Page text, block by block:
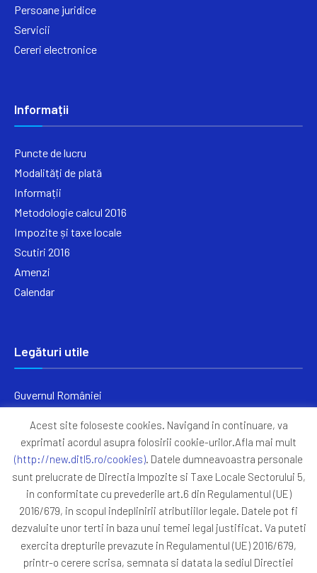
Persoane juridice
Servicii
Cereri electronice
Informații
Puncte de lucru
Modalități de plată
Informații
Metodologie calcul 2016
Impozite și taxe locale
Scutiri 2016
Amenzi
Calendar
Legături utile
Guvernul României
Primăria Sectorul 5
ANAF
Protocoale
GDPR
Harta Site
Acest site foloseste cookies. Navigand in continuare, va
exprimati acordul asupra folosirii cookie-urilor.Afla mai mult
(http://new.ditl5.ro/cookies). Datele dumneavoastra personale
sunt prelucrate de Directia Impozite si Taxe Locale Sectorului 5,
in conformitate cu prevederile art.6 din Regulamentul (UE)
2016/679, in scopul indeplinirii atributiilor legale. Datele pot fi
dezvaluite unor terti in baza unui temei legal justificat. Va puteti
exercita drepturile prevazute in Regulamentul (UE) 2016/679,
printr-o cerere scrisa, semnata si datata la sediul Directiei